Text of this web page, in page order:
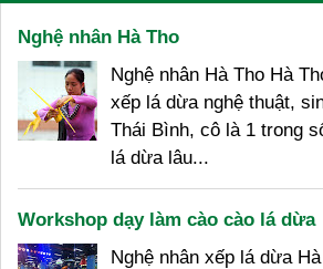
Nghệ nhân Hà Tho
Nghệ nhân Hà Tho Hà
xếp lá dừa nghệ thuật,
Thái Bình, cô là 1 trong
lá dừa lâu...
Workshop dạy làm cào cào lá dừa
Nghệ nhân xếp lá dừa